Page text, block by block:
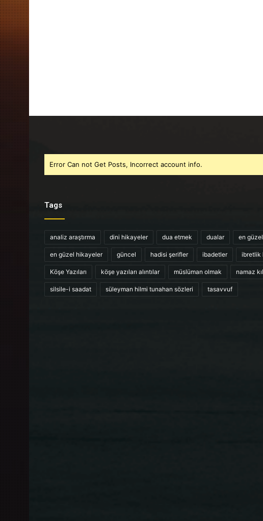
Error Can not Get Posts, Incorrect account info.
Tags
analiz araştırma dini hikayeler dua etmek dualar en
en güzel hikayeler güncel hadisi şerifler ibadetler ibretlik
Köşe Yazıları köşe yazıları alıntılar müslüman olmak namaz
silsile-i saadat süleyman hilmi tunahan sözleri tasavvuf